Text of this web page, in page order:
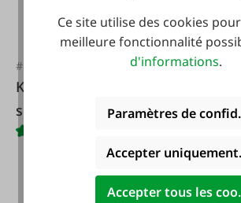
#FA16749
KERBL Couteau
supérieur
Wellington
#FA37138
Ce site utilise des cookies
meilleure fonctionnalité
d'informations.
Paramètres de
Accepter
Accepter tous les